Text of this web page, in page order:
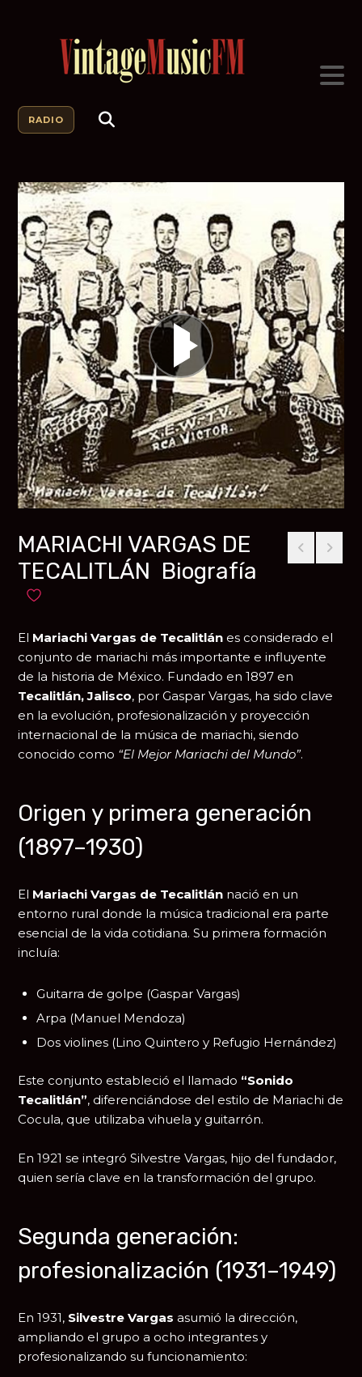
RADIO
MARIACHI VARGAS DE
TECALITLÁN Biografía
Añadir a favoritos
El Mariachi Vargas de Tecalitlán es considerado el
conjunto de mariachi más importante e influyente
de la historia de México. Fundado en 1897 en
Tecalitlán, Jalisco, porGaspar Vargas, ha sido clave
en la evolución, profesionalización y proyección
internacional de la música de mariachi, siendo
conocido como “El Mejor Mariachi del Mundo”.
Origen y primera generación
(1897–1930)
El Mariachi Vargas de Tecalitlán nació en un
entorno rural donde la música tradicional era parte
esencial de la vida cotidiana. Su primera formación
incluía:
Guitarra de golpe (Gaspar Vargas)
Arpa (Manuel Mendoza)
Dos violines (Lino Quintero y Refugio Hernández)
Este conjunto estableció el llamado “Sonido
Tecalitlán”, diferenciándose del estilo de Mariachi de
Cocula, que utilizaba vihuela y guitarrón.
En 1921 se integróSilvestre Vargas, hijo del fundador,
quien sería clave en la transformación del grupo.
Segunda generación:
profesionalización (1931–1949)
En 1931, Silvestre Vargas asumió la dirección,
ampliando el grupo a ocho integrantes y
profesionalizando su funcionamiento: